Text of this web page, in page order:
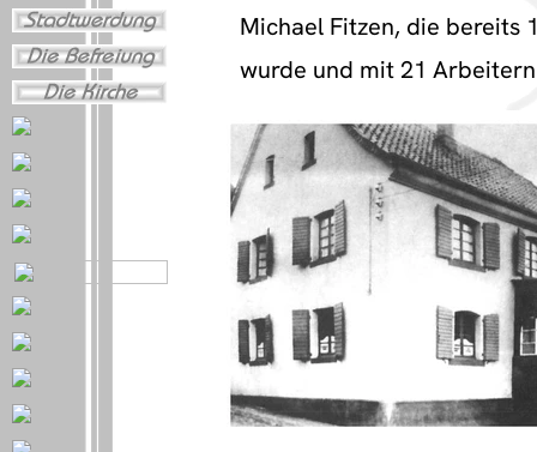
Michael Fitzen, die bereits
wurde und mit 21